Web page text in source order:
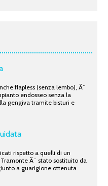
flapless (senza lembo), Ã¨
endosseo senza la
gengiva tramite bisturi e
rispetto a quelli di un
Ã¨ stato sostituito da
a guarigione ottenuta